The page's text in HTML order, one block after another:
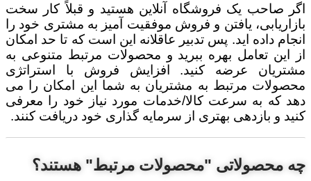
اگر صاحب یک فروشگاه آنلاین هستید و قبلاً کار سخت
بازاریابی، یافتن و فروش موفقیت آمیز به مشتری خود را
انجام داده اید. پس تدبیر عاقلانه این است که تا حد امکان
از این تعامل بهره ببرید و محصولات مرتبط متنوعی به
مشتریان عرضه کنید. افزایش فروش با استراتژی
محصولات مرتبط به مشتریان به شما این امکان را می
دهد که به سرعت کالا/خدمات مورد نیاز خود را معرفی
کنید و بازدهی بهتری از سرمایه گذاری خود دریافت کنند.
چه محصولاتی "محصولات مرتبط" هستند؟